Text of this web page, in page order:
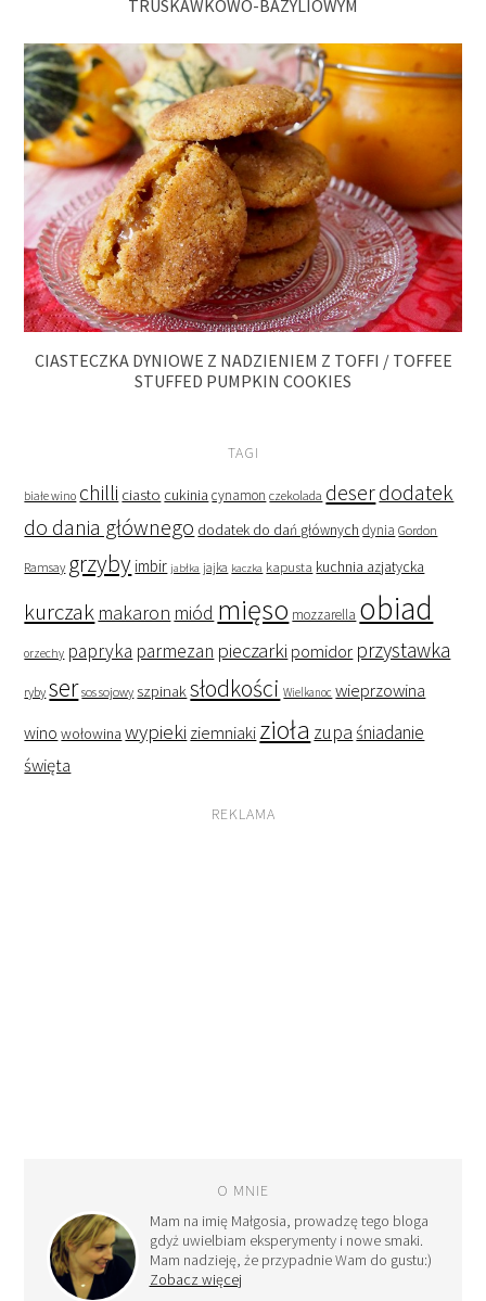
TRUSKAWKOWO-BAZYLIOWYM
CIASTECZKA DYNIOWE Z NADZIENIEM Z TOFFI / TOFFEE
STUFFED PUMPKIN COOKIES
TAGI
białe wino chilli ciasto cukinia cynamon czekolada deserdodatek
do dania głównego dodatek do dań głównych dynia Gordon
Ramsay grzyby imbir jabłka jajka kaczka kapusta kuchnia azjatycka
kurczak makaron miód mięso mozzarella obiad
orzechy papryka parmezan pieczarki pomidor przystawka
ryby ser sos sojowy szpinaksłodkości Wielkanoc wieprzowina
wino wołowina wypieki ziemniaki zioła zupaśniadanie
święta
REKLAMA
O MNIE
Mam na imię Małgosia, prowadzę tego bloga
gdyż uwielbiam eksperymenty i nowe smaki.
Mam nadzieję, że przypadnie Wam do gustu:)
Zobacz więcej